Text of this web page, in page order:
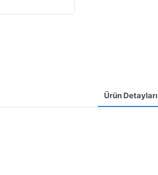
Ürün Detayları